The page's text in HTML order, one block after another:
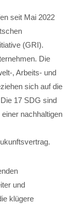
seit Mai 2022
(GRI).
Die
, Arbeits- und
sich auf die
17 SDG sind
nachhaltigen
und
klügere